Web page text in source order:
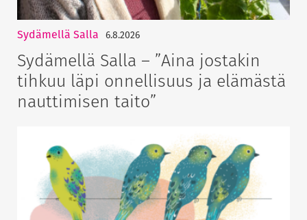
Sydämellä Salla 6.8.2026
Sydämellä Salla – ”Aina jostakin
tihkuu läpi onnellisuus ja elämästä
nauttimisen taito”